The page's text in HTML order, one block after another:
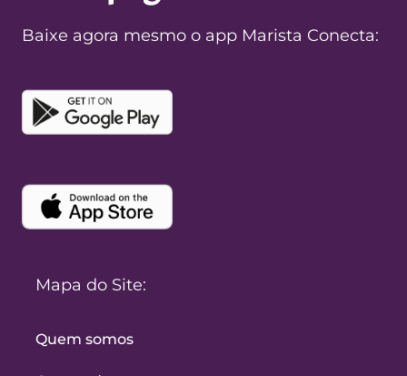
Baixe agora mesmo o app Marista Conecta:
Mapa do Site:
Quem somos